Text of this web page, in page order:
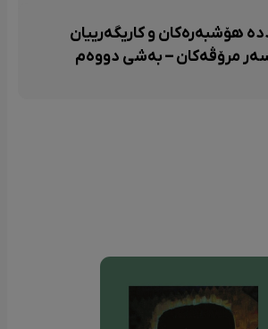
هۆشبەرەکان و کاریگەرییان
مرۆڤەکان – بەشی دووەم